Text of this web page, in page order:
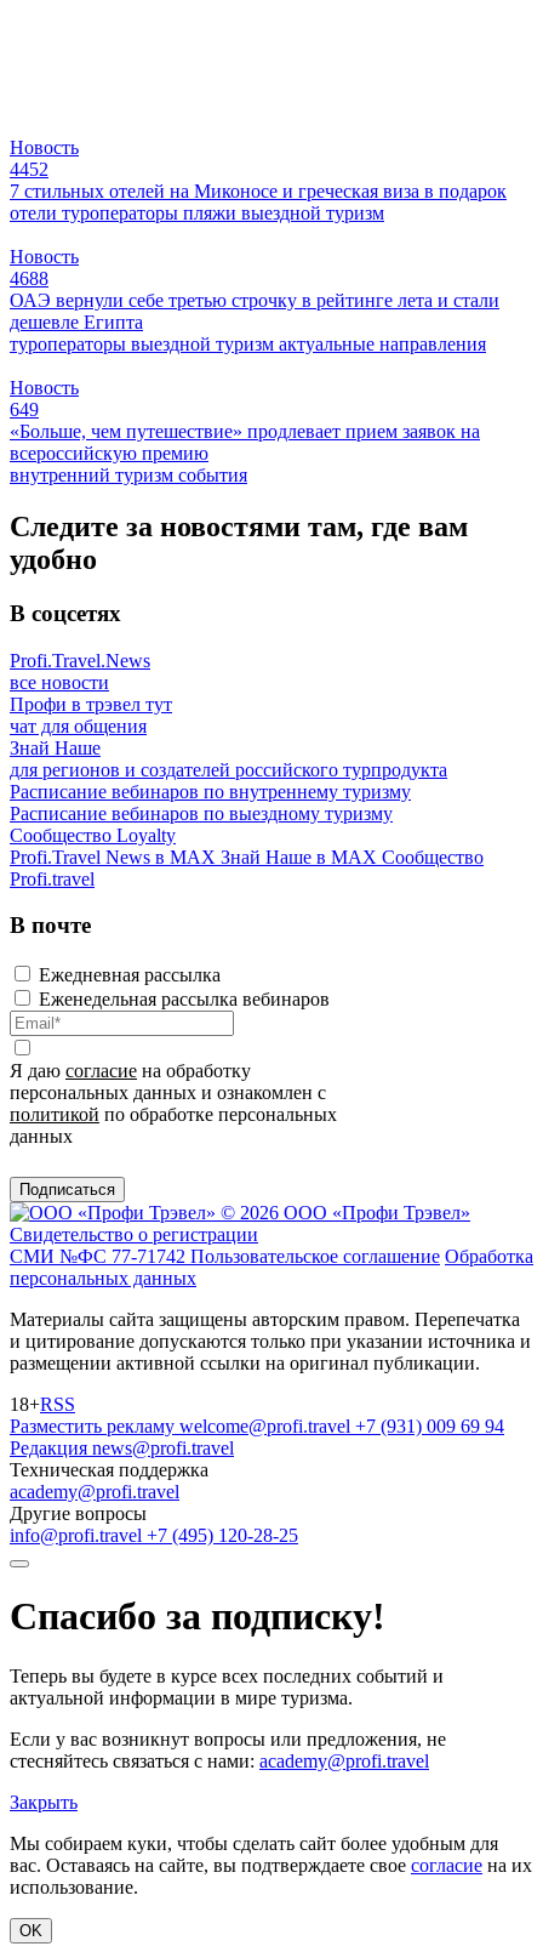
Новость
4452
7 стильных отелей на Миконосе и греческая виза в подарок
отели туроператоры пляжи выездной туризм
Новость
4688
ОАЭ вернули себе третью строчку в рейтинге лета и стали
дешевле Египта
туроператоры выездной туризм актуальные направления
Новость
649
«Больше, чем путешествие» продлевает прием заявок на
всероссийскую премию
внутренний туризм события
Следите за новостями там, где вам
удобно
В соцсетях
Profi.Travel.News
все новости
Профи в трэвел тут
чат для общения
Знай Наше
для регионов и создателей российского турпродукта
Расписание вебинаров по внутреннему туризму
Расписание вебинаров по выездному туризму
Сообщество Loyalty
Profi.Travel News в MAX Знай Наше в MAX Сообщество
Profi.travel
В почте
Ежедневная рассылка
Еженедельная рассылка вебинаров
Я даю согласие на обработку
персональных данных и ознакомлен с
политикой по обработке персональных
данных
Подписаться
© 2026 ООО «Профи Трэвeл»
Свидетельство о регистрации
СМИ №ФС 77-71742 Пользовательское соглашение Обработка
персональных данных
Материалы сайта защищены авторским правом. Перепечатка
и цитирование допускаются только при указании источника и
размещении активной ссылки на оригинал публикации.
18+RSS
Разместить рекламу welcome@profi.travel +7 (931) 009 69 94
Редакция news@profi.travel
Техническая поддержка
academy@profi.travel
Другие вопросы
info@profi.travel +7 (495) 120-28-25
Спасибо за подписку!
Теперь вы будете в курсе всех последних событий и
актуальной информации в мире туризма.
Если у вас возникнут вопросы или предложения, не
стесняйтесь связаться с нами: academy@profi.travel
Закрыть
Мы собираем куки, чтобы сделать сайт более удобным для
вас. Оставаясь на сайте, вы подтверждаете свое согласие на их
использование.
OK